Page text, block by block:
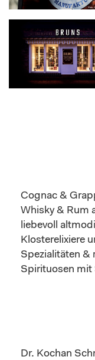
Dr. Kochan
Cognac &
Whisky & Rum
liebevoll
Klosterelixiere
Spezialitäten &
Spirituosen mit